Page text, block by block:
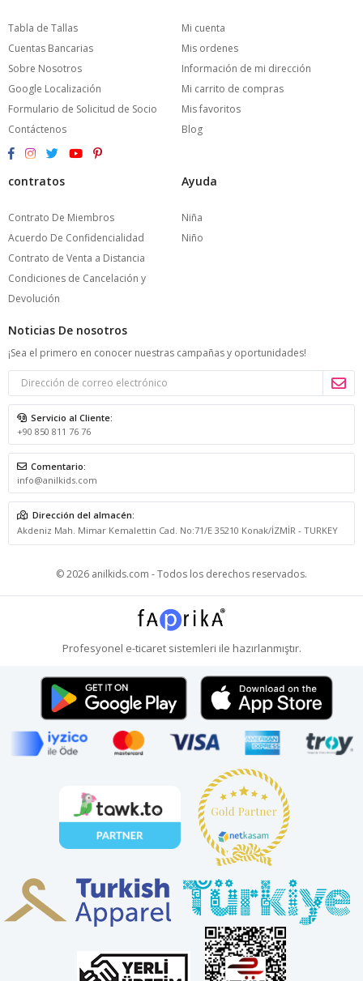
Tabla de Tallas
Cuentas Bancarias
Sobre Nosotros
Google Localización
Formulario de Solicitud de Socio
Contáctenos
Mi cuenta
Mis ordenes
Información de mi dirección
Mi carrito de compras
Mis favoritos
Blog
contratos
Contrato De Miembros
Acuerdo De Confidencialidad
Contrato de Venta a Distancia
Condiciones de Cancelación y
Devolución
Ayuda
Niña
Niño
Noticias De nosotros
¡Sea el primero en conocer nuestras campañas y oportunidades!
Servicio al Cliente:
+90 850 811 76 76
Comentario:
info@anilkids.com
Dirección del almacén:
Akdeniz Mah. Mimar Kemalettin Cad. No:71/E 35210 Konak/İZMİR - TURKEY
© 2026 anilkids.com - Todos los derechos reservados.
Profesyonel e-ticaretsistemleri ile hazırlanmıştır.